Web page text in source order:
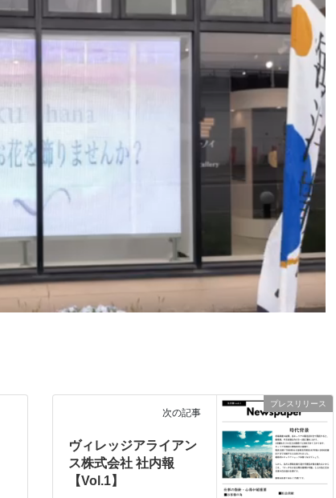
プレスリリース
次の記事
ヴィレッジアライアン
ス株式会社 社内報
【Vol.1】